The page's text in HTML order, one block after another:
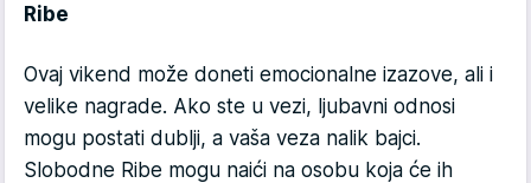
Ribe
Ovaj vikend može doneti emocionalne izazove, ali i
velike nagrade. Ako ste u vezi, ljubavni odnosi
mogu postati dublji, a vaša veza nalik bajci.
Slobodne Ribe mogu naići na osobu koja će ih